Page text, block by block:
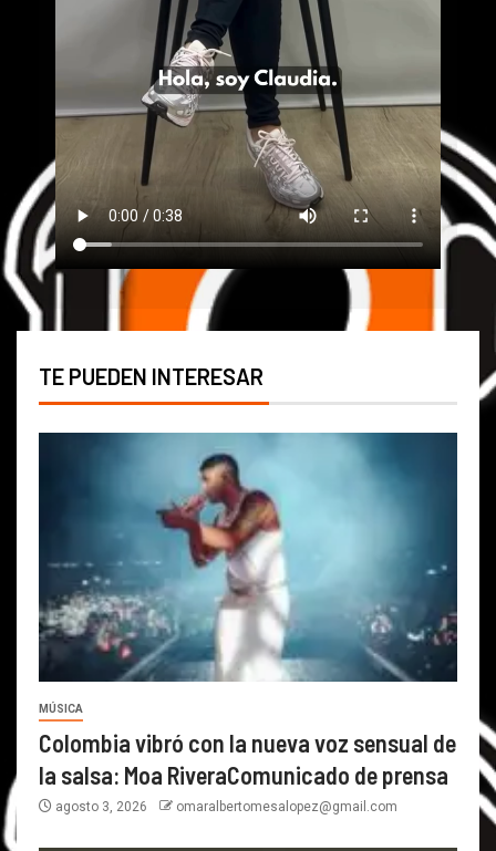
TE PUEDEN INTERESAR
MÚSICA
Colombia vibró con la nueva voz sensual de
la salsa: Moa RiveraComunicado de prensa
agosto 3, 2026 omaralbertomesalopez@gmail.com